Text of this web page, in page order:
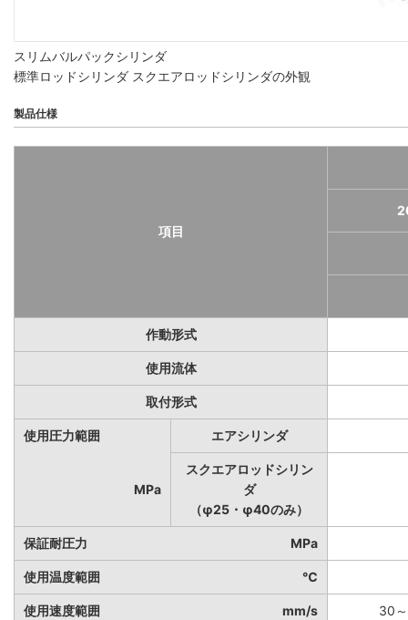
スリムバルパックシリンダ
標準ロッドシリンダ スクエアロッドシリンダの外観
製品仕様
項目
作動形式
使用流体
取付形式
使用圧力範囲 エアシリンダ
MPa
スクエアロッドシリン
ダ
（φ25・φ40のみ）
保証耐圧力 MPa
使用温度範囲 ℃
使用速度範囲 mm/s 30